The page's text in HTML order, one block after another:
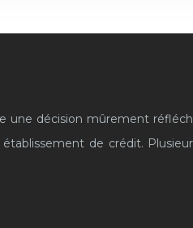
une décision mûrement
de crédit.